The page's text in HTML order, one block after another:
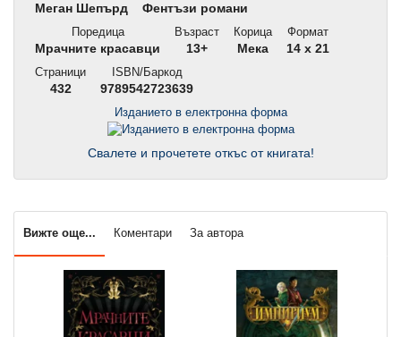
Меган Шепърд
Фентъзи романи
Поредица
Мрачните красавци
Възраст
13+
Корица
Мека
Формат
14 x 21
Страници
432
ISBN/Баркод
9789542723639
Изданието в електронна форма
Свалете и прочетете откъс от книгата!
Вижте още... Коментари За автора